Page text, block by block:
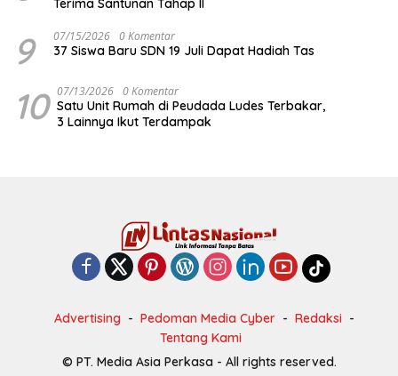
Terima Santunan Tahap II
9 07/15/2026 0 Komentar
37 Siswa Baru SDN 19 Juli Dapat Hadiah Tas
10 07/13/2026 0 Komentar
Satu Unit Rumah di Peudada Ludes Terbakar,
3 Lainnya Ikut Terdampak
Advertising Pedoman Media Cyber
Redaksi
Tentang Kami
© PT. Media Asia Perkasa - All rights reserved.